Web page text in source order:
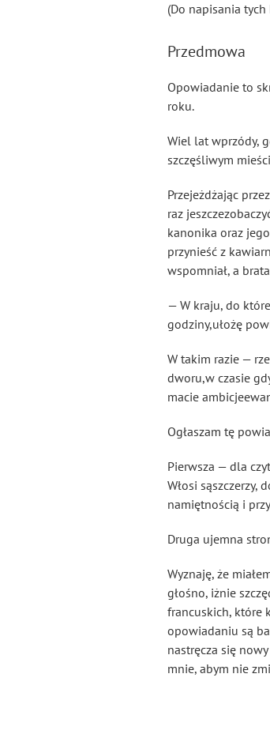
(Do napisania
Przedmowa
Opowiadanie to
roku.
Wiel lat wprzódy,
szczęśliwym
Przejeżdżając
raz
kanonika oraz
przynieść z
wspomniał, a
— W kraju, do
godziny,ułożę
W takim razie —
dworu,w czasie
macie
Ogłaszam tę
Pierwsza — dla
Włosi
namiętnością i
Druga ujemna
Wyznaję, że
głośno, iżnie
francuskich, które
opowiadaniu są
nastręcza się
mnie, abym nie